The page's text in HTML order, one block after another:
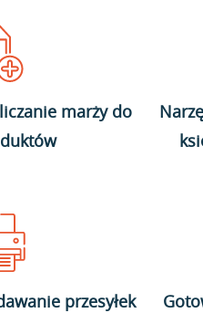
marży do
przesyłek